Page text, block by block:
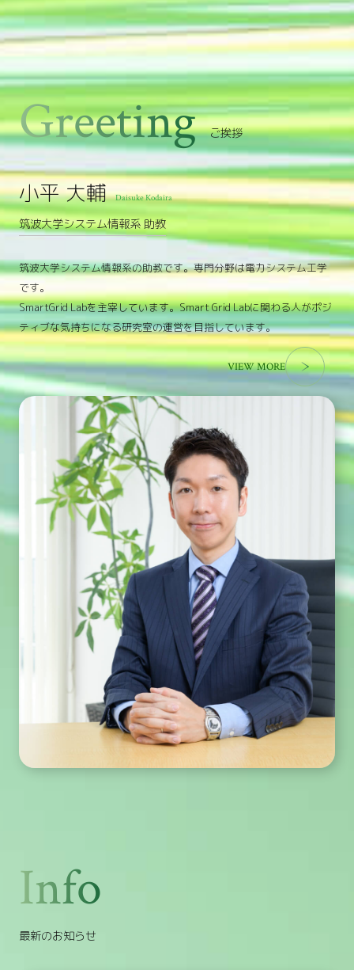
ご挨拶
小平 大輔 Daisuke Kodaira
筑波大学システム情報系 助教
筑波大学システム情報系の助教です。専門分野は電力システム工学
です。
SmartGrid Labを主宰しています。Smart Grid Labに関わる人がポジ
ティブな気持ちになる研究室の運営を目指しています。
VIEW MORE
最新のお知らせ